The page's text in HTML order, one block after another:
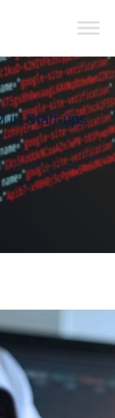
in Start-ups
Start-ups und